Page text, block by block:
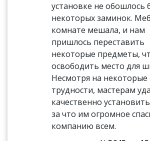
установке не обошлось
некоторых заминок.
комнате мешала, и нам
пришлось переставить
некоторые предметы,
освободить место для
Несмотря на некоторые
трудности, мастерам
качественно
за что им огромное
компанию всем.